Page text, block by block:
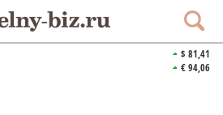
$ 81,41
€ 94,06